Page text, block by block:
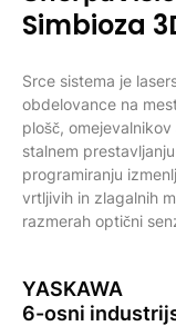
Simbioza
Srce sistema je
obdelovance na
plošč,
stalnem
programiranju
vrtljivih in zlagalnih
razmerah optični
YASKAWA
6-osni